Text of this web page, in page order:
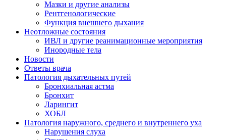
Мазки и другие анализы
Рентгенологические
Функция внешнего дыхания
Неотложные состояния
ИВЛ и другие реанимационные мероприятия
Инородные тела
Новости
Ответы врача
Патология дыхательных путей
Бронхиальная астма
Бронхит
Ларингит
ХОБЛ
Патология наружного, среднего и внутреннего уха
Нарушения слуха